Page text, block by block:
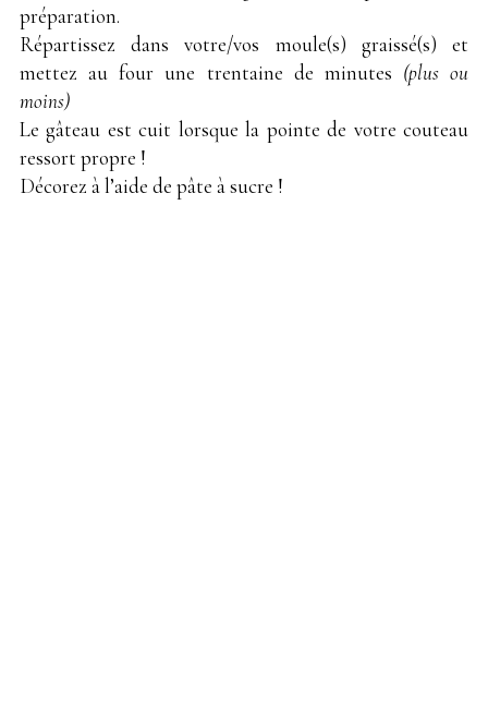
préparation.
Répartissez dans votre/vos moule(s) graissé(s) et
mettez au four une trentaine de minutes (plus ou
moins)
Le gâteau est cuit lorsque la pointe de votre couteau
ressort propre !
Décorez à l’aide de pâte à sucre !